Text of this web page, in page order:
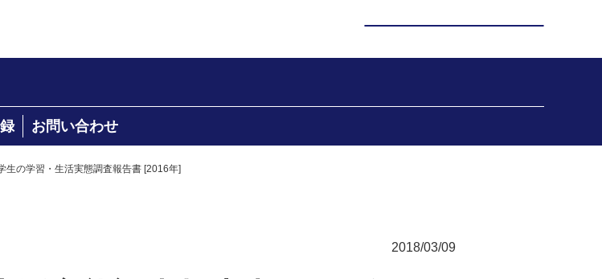
お問い合わせ
生の学習・生活実態調査報告書 [2016年]
2018/03/09